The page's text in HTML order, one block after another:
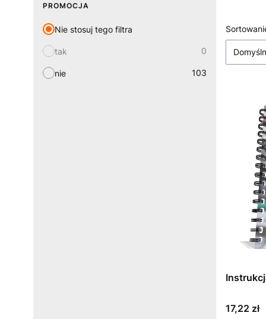
PROMOCJA
Nie stosuj tego filtra
tak 0
nie 103
Lista
Cena
17,22 zł